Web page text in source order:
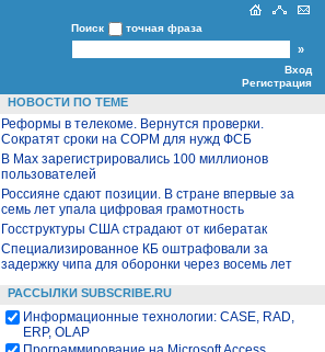
Поиск точная фраза
Вход
Регистрация
НОВОСТИ ПО ТЕМЕ
Реформы в телекоме. Вернутся проверки.
Сократят сроки на СОРМ для нужд ФСБ
В Max зарегистрировались 100 миллионов
пользователей
Россияне сдают позиции. В стране впервые за
семь лет упала цифровая грамотность
Госструктуры США страдают от кибератак
Специализированное КБ оштрафовали за
задержку чипа для оборонки через восемь лет
РАССЫЛКИ SUBSCRIBE.RU
Информационные технологии: CASE, RAD,
ERP, OLAP